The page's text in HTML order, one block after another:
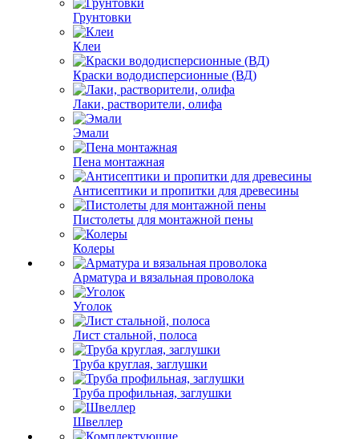
Грунтовки
Клеи
Краски вододисперсионные (ВД)
Лаки, растворители, олифа
Эмали
Пена монтажная
Антисептики и пропитки для древесины
Пистолеты для монтажной пены
Колеры
Арматура и вязальная проволока
Уголок
Лист стальной, полоса
Труба круглая, заглушки
Труба профильная, заглушки
Швеллер